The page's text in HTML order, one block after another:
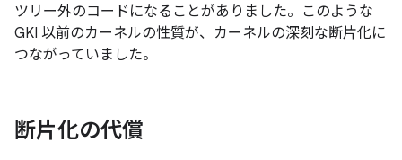
ツリー外のコードになることがありました。このような
GKI 以前のカーネルの性質が、カーネルの深刻な断片化に
つながっていました。
断片化の代償